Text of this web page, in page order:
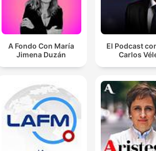
A Fondo Con María
Jimena Duzán
El Podcast
Carlos